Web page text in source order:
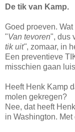
De tik van Kamp.
Goed proeven.
"Van tevoren", dus
tik uit", zomaar, in
Een preventieve
misschien gaan
Heeft Henk Kamp
molen gekregen?
Nee, dat heeft
in Washington.